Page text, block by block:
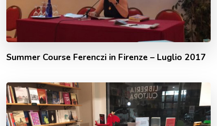
Summer Course Ferenczi in Firenze – Luglio 2017